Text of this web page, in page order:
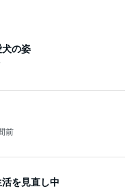
の姿
前
を見直し中